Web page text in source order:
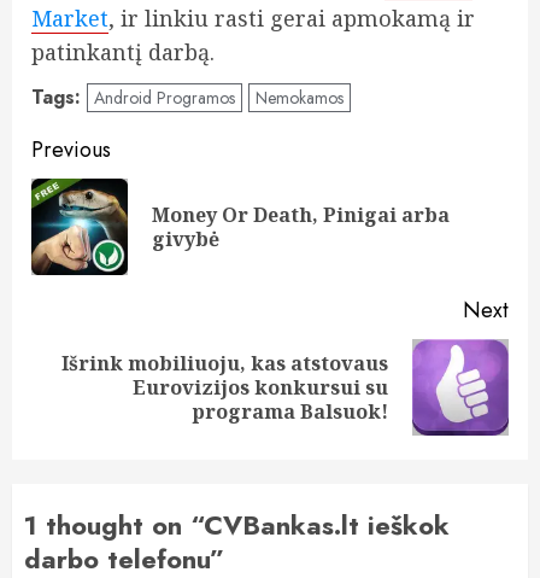
Market, ir linkiu rasti gerai apmokamą ir
patinkantį darbą.
Tags: Android Programos Nemokamos
Post
navigation
Previous
Money Or Death, Pinigai arba
givybė
Next
Next
Išrink mobiliuoju, kas atstovaus
Eurovizijos konkursui su
programa Balsuok!
1 thought on “CVBankas.lt ieškok
darbo telefonu”